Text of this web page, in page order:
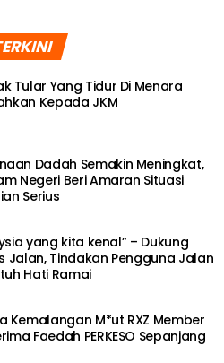
Tular Yang Tidur Di Menara
Kepada JKM
Dadah Semakin Meningkat,
Negeri Beri Amaran Situasi
Serius
yang kita kenal” – Dukung
Jalan, Tindakan Pengguna Jalan
Hati Ramai
Kemalangan M*ut RXZ Member
Faedah PERKESO Sepanjang